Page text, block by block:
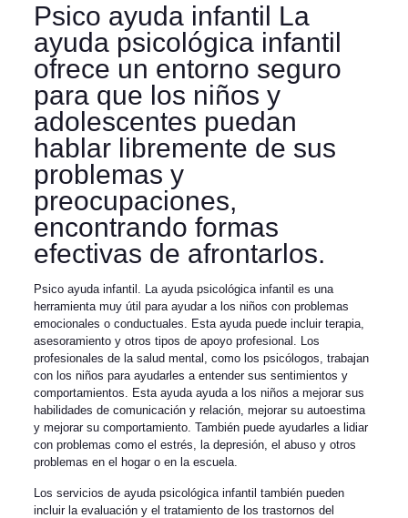
Psico ayuda infantil La
ayuda psicológica infantil
ofrece un entorno seguro
para que los niños y
adolescentes puedan
hablar libremente de sus
problemas y
preocupaciones,
encontrando formas
efectivas de afrontarlos.
Psico ayuda infantil. La ayuda psicológica infantil es una
herramienta muy útil para ayudar a los niños con problemas
emocionales o conductuales. Esta ayuda puede incluir terapia,
asesoramiento y otros tipos de apoyo profesional. Los
profesionales de la salud mental, como los psicólogos, trabajan
con los niños para ayudarles a entender sus sentimientos y
comportamientos. Esta ayuda ayuda a los niños a mejorar sus
habilidades de comunicación y relación, mejorar su autoestima
y mejorar su comportamiento. También puede ayudarles a lidiar
con problemas como el estrés, la depresión, el abuso y otros
problemas en el hogar o en la escuela.
Los servicios de ayuda psicológica infantil también pueden
incluir la evaluación y el tratamiento de los trastornos del